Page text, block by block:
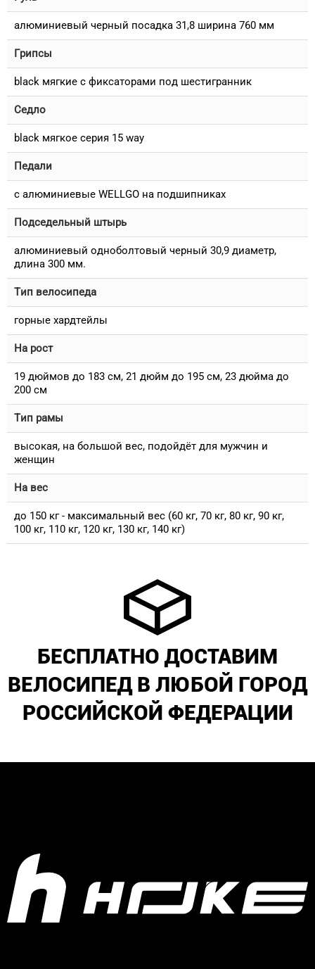
алюминиевый черный посадка 31,8 ширина 760 мм
Грипсы
black мягкие c фиксаторами под шестигранник
Седло
black мягкое серия 15 way
Педали
с алюминиевые WELLGO на подшипниках
Подседельный штырь
алюминиевый одноболтовый черный 30,9 диаметр,
длина 300 мм.
Тип велосипеда
горные хардтейлы
На рост
19 дюймов до 183 см, 21 дюйм до 195 см, 23 дюйма до
200 см
Тип рамы
высокая, на большой вес, подойдёт для мужчин и
женщин
На вес
до 150 кг - максимальный вес (60 кг, 70 кг, 80 кг, 90 кг,
100 кг, 110 кг, 120 кг, 130 кг, 140 кг)
БЕСПЛАТНО ДОСТАВИМ
ВЕЛОСИПЕД В ЛЮБОЙ ГОРОД
РОССИЙСКОЙ ФЕДЕРАЦИИ